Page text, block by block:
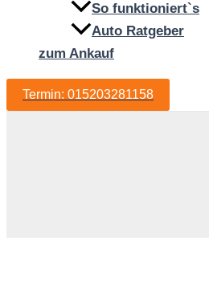
So funktioniert`s
Auto Ratgeber
zum Ankauf
Termin: 015203281158